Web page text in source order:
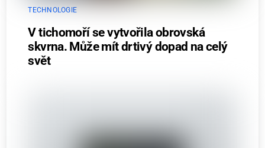
TECHNOLOGIE
V tichomoří se vytvořila obrovská
skvrna. Může mít drtivý dopad na celý
svět